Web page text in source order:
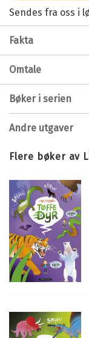
Sendes fra oss i
Fakta
Forfatter:
Innbinding:
Antall sider:
Illustratør:
Språk:
Serie:
Serienummer:
Alder:
Omtale
skurtresker og
detaljrikt og
hvordan de ser ut.
Bøker i serien
Andre utgaver
Tøffe maskiner
Flere bøker av